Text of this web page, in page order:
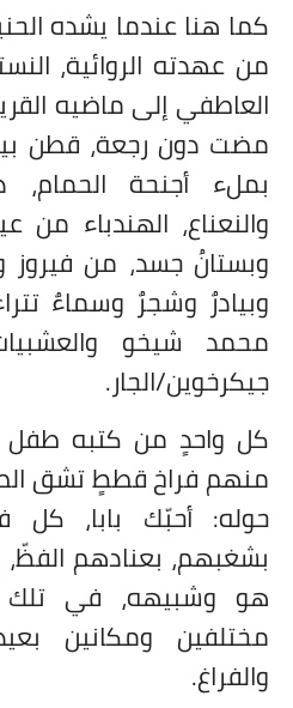
كما هنا عندما يشده
من عهدته الروائية،
العاطفي إلى ماضيه
مضت دون رجعة، قطن
بملء أجنحة
والنعناع، الهندباء من
وبستانُ جسد، من
وبيادرٌ وشجرٌ وسماءٌ
محمد شيخو
جيكرخوين/الجار.
كل واحدٍ من كتبه طفل
منهم فراخ قططٍ تشق
حوله: أحبّك بابا، كل
بشغبهم، بعنادهم الفظّ،
هو وشبيهه، في تلك
مختلفين ومكانين
والفراغ.